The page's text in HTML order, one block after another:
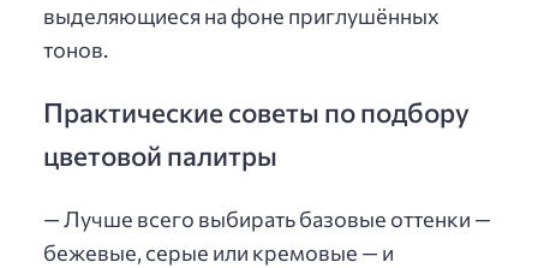
выделяющиеся на фоне приглушённых
тонов.
Практические советы по подбору
цветовой палитры
— Лучше всего выбирать базовые оттенки —
бежевые, серые или кремовые — и